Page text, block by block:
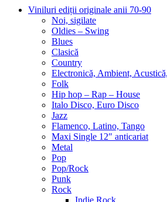
Viniluri ediții originale anii 70-90
Noi, sigilate
Oldies – Swing
Blues
Clasică
Country
Electronică, Ambient,
Folk
Hip hop – Rap – House
Italo Disco, Euro Disco
Jazz
Flamenco, Latino, Tango
Maxi Single 12″ anticariat
Metal
Pop
Pop/Rock
Punk
Rock
Indie Rock